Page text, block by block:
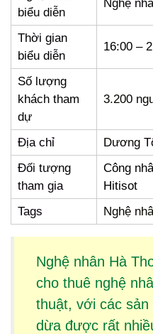
biểu diễn
Nghệ
Thời gian
biểu diễn
16:00 –
Số lượng
khách tham
dự
3.200
Địa chỉ
Dương
Đối tượng
tham gia
Công
Hitisot
Tags
Nghệ
Nghệ nhân Hà
cho thuê nghệ
thuật, với các sản
dừađược rất